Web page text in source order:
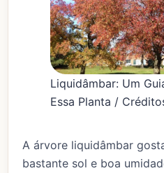
Liquidâmbar: Um
Essa Planta /
A árvore liquidâmbar
bastante sol e boa